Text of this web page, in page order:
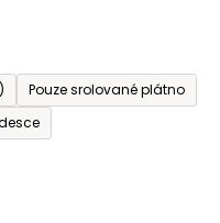
Pouze srolované plátno